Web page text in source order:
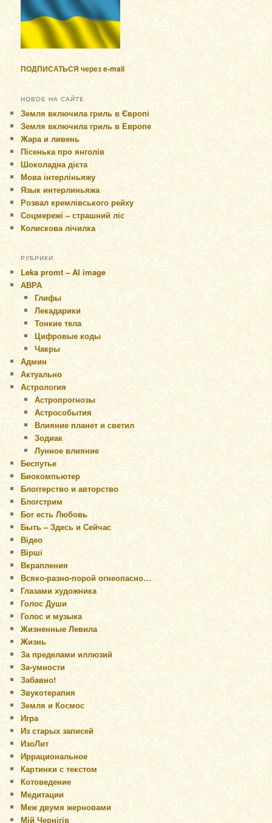
ПОДПИСАТЬСЯ через e-mail
НОВОЕ НА САЙТЕ
Земля включила гриль в Європі
Земля включила гриль в Европе
Жара и ливень
Пісенька про янголів
Шоколадна дієта
Мова інтерліньяжу
Язык интерлиньяжа
Розвал кремлівського рейху
Соцмережі – страшний ліс
Колискова лічилка
РУБРИКИ
Leka promt – AI image
АВРА
Глифы
Лекадарики
Тонкие тела
Цифровые коды
Чакры
Админ
Актуально
Астрология
Астропрогнозы
Астрособытия
Влияние планет и светил
Зодиак
Лунное влияние
Беспутье
Биокомпьютер
Блоггерство и авторство
Блогстрим
Бог есть Любовь
Быть – Здесь и Сейчас
Відео
Вірші
Вкрапления
Всяко-разно-порой огнеопасно…
Глазами художника
Голос Души
Голос и музыка
Жизненные Левила
Жизнь
За пределами иллюзий
За-умности
Забавно!
Звукотерапия
Земля и Космос
Игра
Из старых записей
ИзоЛит
Иррациональное
Картинки с текстом
Котоведение
Медитации
Меж двумя жерновами
Мій Чернігів